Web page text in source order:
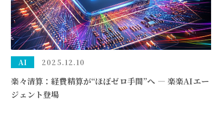
AI 2025.12.10
楽々清算：経費精算が“ほぼゼロ手間”へ ― 楽楽AIエー
ジェント登場